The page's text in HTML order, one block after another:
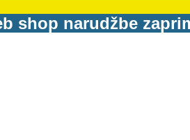
shop narudžbe